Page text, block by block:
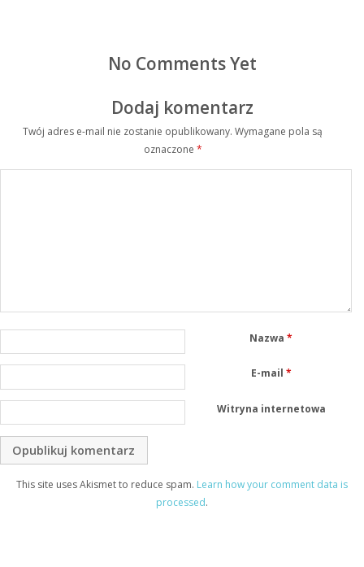
No Comments Yet
Dodaj komentarz
Twój adres e-mail nie zostanie opublikowany. Wymagane pola są
oznaczone *
Nazwa*
E-mail *
Witryna internetowa
This site uses Akismet to reduce spam. Learn how your comment data is
processed.